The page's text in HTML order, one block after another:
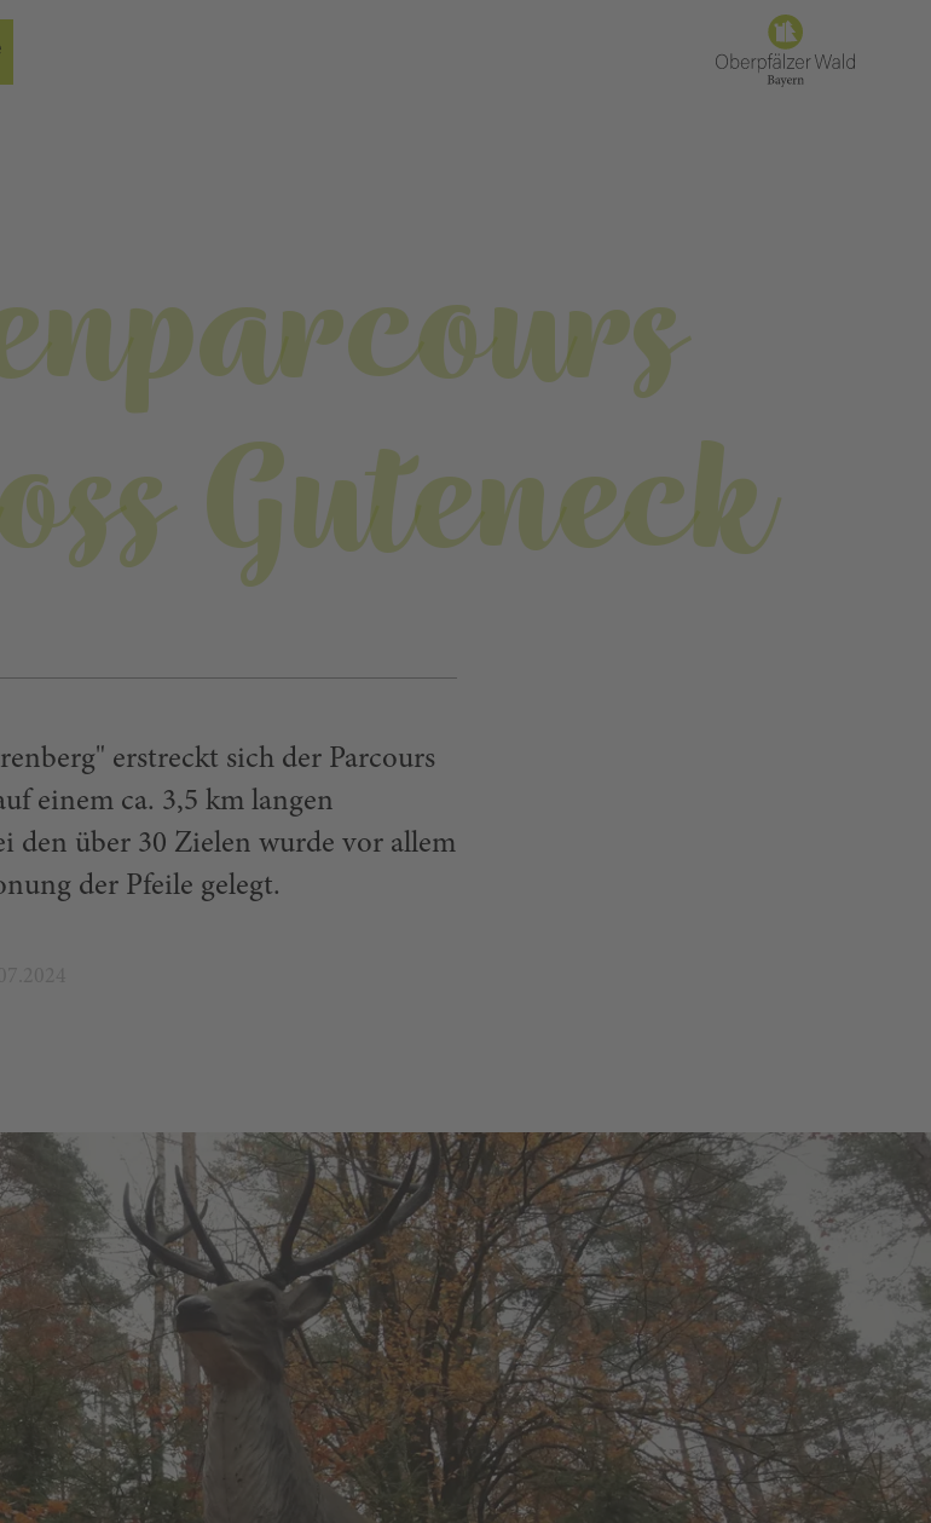
Guteneck
erstreckt sich der Parcours
einem ca. 3,5 km langen
den über 30 Zielen wurde vor allem
der Pfeile gelegt.